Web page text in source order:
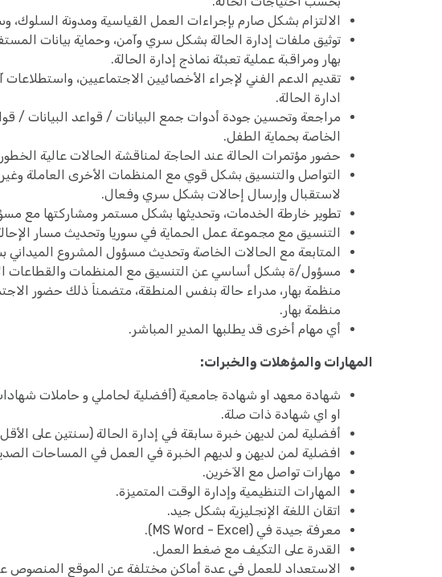
الالتزام بشكل صارم بإجراءات العمل القياسية ومدونة السلوك،
توثيق ملفات إدارة الحالة بشكل سري وآمن، وحماية بيانات
بهار ومراقبة عملية تعبئة نماذج إدارة الحالة.
تقديم الدعم الفني لإجراء الأخصائيين الاجتماعيين،
ادارة الحالة.
مراجعة وتحسين جودة أدوات جمع البيانات / قواعد البيانات /
الخاصة بحماية الطفل.
حضور مؤتمرات الحالة عند الحاجة لمناقشة الحالات عالية
التواصل والتنسيق بشكل قوي مع المنظمات الأخرى العاملة
لاستقبال وإرسال إحالات بشكل سري وفعال.
تطوير خارطة الخدمات، وتحديثها بشكل مستمر ومشاركتها مع
التنسيق مع مجموعة عمل الحماية في سوريا وتحديث مسار
المتابعة مع الحالات الخاصة وتحديث مسؤول المشروع
مسؤول/ة بشكل أساسي عن التنسيق مع المنظمات والقطاعات
منظمة بهار، مدراء حالة بنفس المنطقة، متضمناَ ذلك حضور
منظمة بهار.
أي مهام أخرى قد يطلبها المدير المباشر.
المهارات والمؤهلات والخبرات:
شهادة معهد او شهادة جامعية (أفضلية لحاملي و حاملات
او اي شهادة ذات صلة.
أفضلية لمن لديهن خبرة سابقة في إدارة الحالة (سنتين على
افضلية لمن لديهن و لديهم الخبرة في العمل في المساحات
مهارات تواصل مع الآخرين.
المهارات التنظيمية وإدارة الوقت المتميزة.
اتقان اللغة الإنجليزية بشكل جيد.
معرفة جيدة في (MS Word - Excel).
القدرة على التكيف مع ضغط العمل.
الاستعداد للعمل في عدة أماكن مختلفة عن الموقع المنصوص